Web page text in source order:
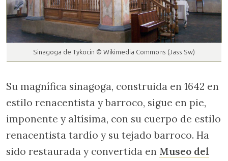
Sinagoga de Tykocin © Wikimedia Commons (Jass Sw)
Su magnífica sinagoga, construida en 1642 en
estilo renacentista y barroco, sigue en pie,
imponente y altísima, con su cuerpo de estilo
renacentista tardío y su tejado barroco. Ha
sido restaurada y convertida en Museo del